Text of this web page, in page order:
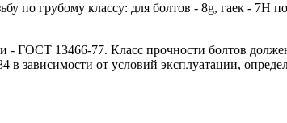
по грубому классу: для болтов - 8g, гаек -
- ГОСТ 13466-77. Класс прочности болтов
зависимости от условий эксплуатации,